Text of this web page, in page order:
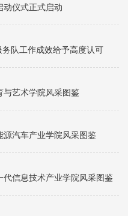
动仪式正式启动
队工作成效给予高度认可
与艺术学院风采图鉴
源汽车产业学院风采图鉴
信息技术产业学院风采图鉴